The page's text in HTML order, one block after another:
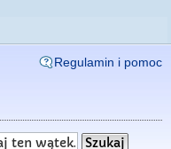
Regulamin i pomoc